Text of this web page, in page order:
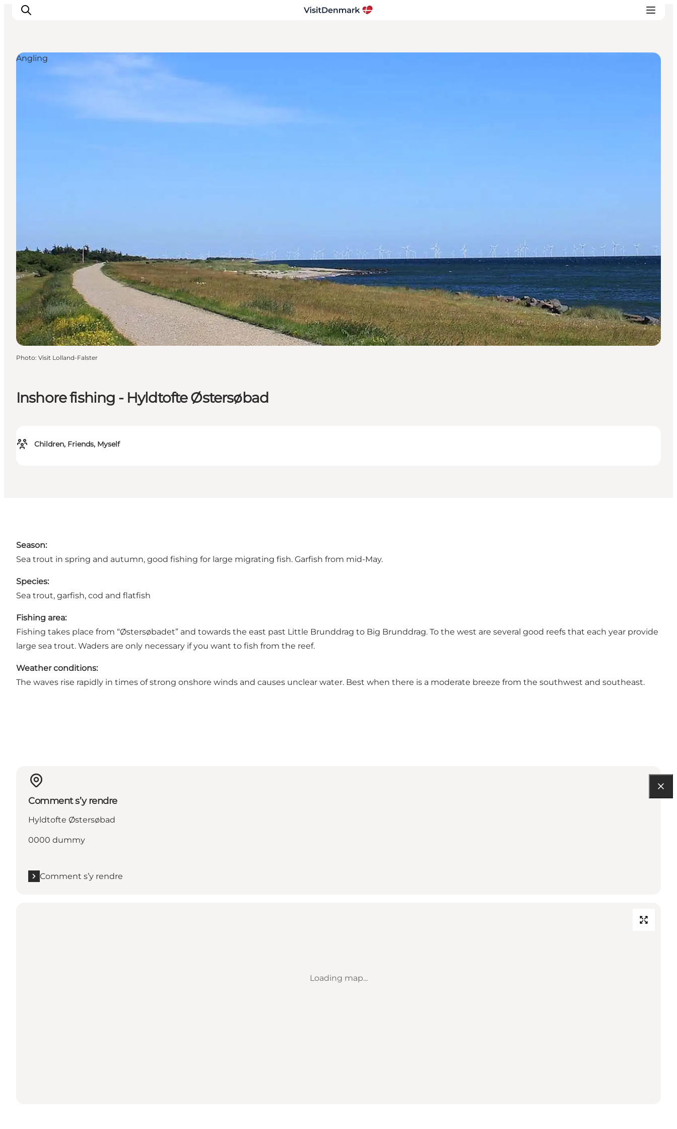
Inshore fishing - Hyldtofte Østersøbad
Children, Friends, Myself
Angling
Photo: Visit Lolland-Falster
Season:
Sea trout in spring and autumn, good fishing for large migrating fish. Garfish from mid-May.
Species:
Sea trout, garfish, cod and flatfish
Fishing area:
Fishing takes place from “Østersøbadet” and towards the east past Little Brunddrag to Big Brunddrag. To the west are several good reefs that each year provide
large sea trout. Waders are only necessary if you want to fish from the reef.
Weather conditions:
The waves rise rapidly in times of strong onshore winds and causes unclear water. Best when there is a moderate breeze from the southwest and southeast.
Comment s’y rendre
Hyldtofte Østersøbad
0000 dummy
Comment s’y rendre
Loading map...